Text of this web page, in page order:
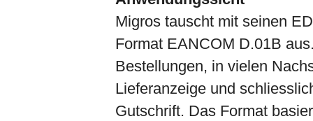
Migros tauscht mit seinen
Format EANCOM D.01B
Bestellungen, in vielen
Lieferanzeige und
Gutschrift. Das Format